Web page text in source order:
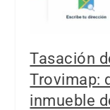
Tasación
Trovimap:
inmueble